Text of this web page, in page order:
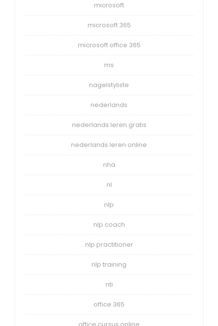
microsoft
microsoft 365
microsoft office 365
ms
nagelstyliste
nederlands
nederlands leren gratis
nederlands leren online
nha
nl
nlp
nlp coach
nlp practitioner
nlp training
nti
office 365